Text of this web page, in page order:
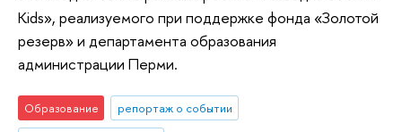
Kids», реализуемого при поддержке фонда «Золотой
резерв» и департамента образования
администрации Перми.
Образование
репортаж о событии